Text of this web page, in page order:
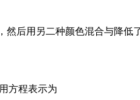
然后用另二种颜色混合与降低
方程表示为